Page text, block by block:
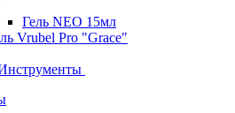
Гель NEO 15мл
Vrubel Pro "Grace"